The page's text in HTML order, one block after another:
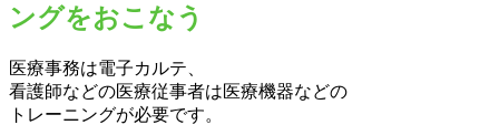
ングをおこなう
医療事務は電子カルテ、
看護師などの医療従事者は医療機器などの
トレーニングが必要です。